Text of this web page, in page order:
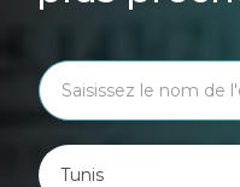
Tunis